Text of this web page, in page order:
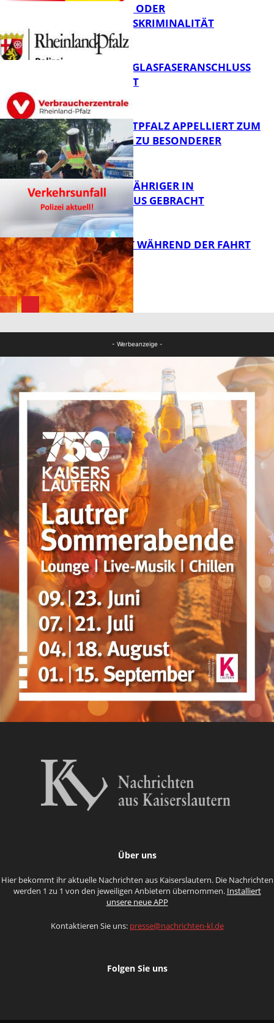
FB News
Polizei
CYBERCRIME ODER
WIRTSCHAFTSKRIMINALITÄT
FB News
WARUM EIN GLASFASERANSCHLUSS
SINNVOLL IST
POLIZEI WESTPFALZ APPELLIERT ZUM
SCHULSTART ZU BESONDERER
VORSICHT
FB News
UNFALL: 58-JÄHRIGER IN
KRANKENHAUS GEBRACHT
AUTO FÄNGT WÄHREND DER FAHRT
FEUER
- Werbeanzeige -
Über uns
Hier bekommt ihr aktuelle Nachrichten aus Kaiserslautern. Die Nachrichten
werden 1 zu 1 von den jeweiligen Anbietern übernommen. Installiert
unsere neue APP
Kontaktieren Sie uns: presse@nachrichten-kl.de
Folgen Sie uns